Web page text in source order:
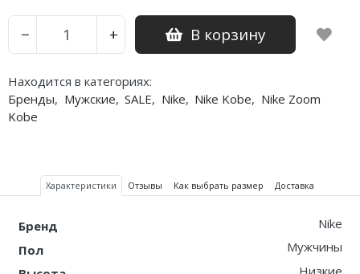
− + В корзину
Находится в категориях:
Бренды, Мужские, SALE, Nike, Nike Kobe, Nike Zoom
Kobe
Характеристики Отзывы Как выбрать размер Доставка
Бренд
Nike
Пол
Мужчины
Низкие
Nike Kobe
Nike Foamposite